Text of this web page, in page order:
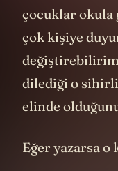
çocuklar okula
çok kişiye
değiştirebilirim
dilediği o sihirli
elinde
Eğer yazarsa